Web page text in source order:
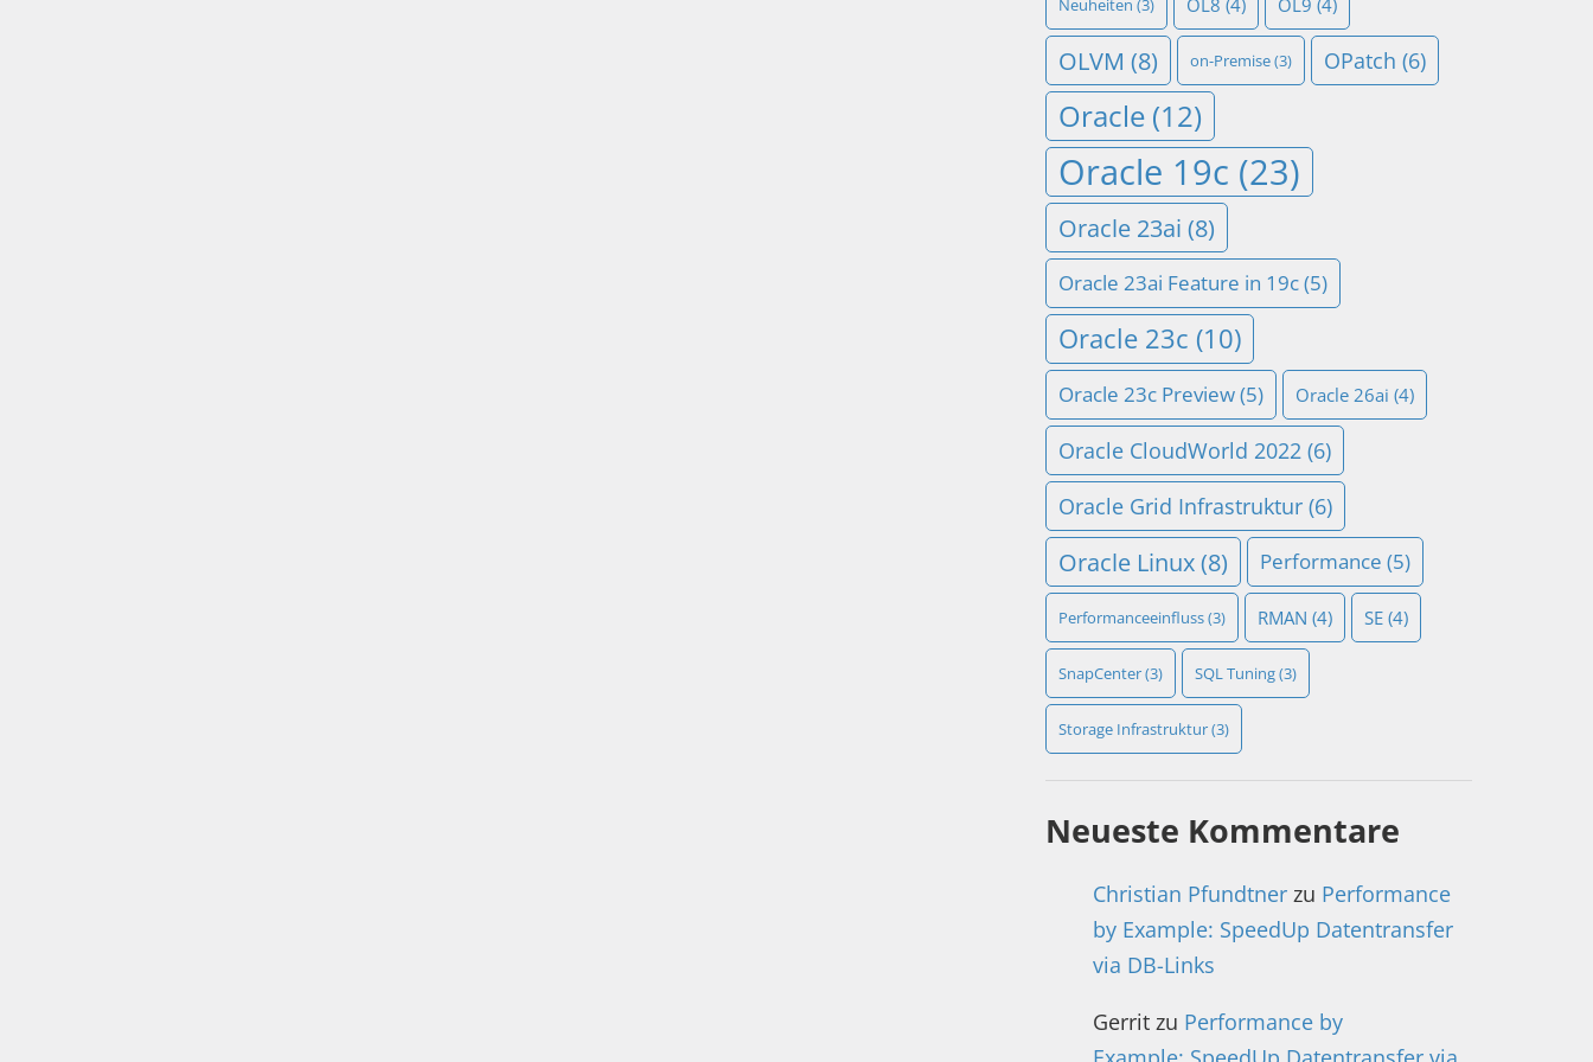
Neuheiten (3) OL8 (4) OL9 (4)
OLVM (8) on-Premise(3) OPatch (6)
Oracle (12)
Oracle 19c (23)
Oracle 23ai (8)
Oracle 23ai Feature in 19c(5)
Oracle 23c (10)
Oracle 23c Preview(5) Oracle 26ai (4)
Oracle CloudWorld 2022 (6)
Oracle Grid Infrastruktur (6)
Oracle Linux(8) Performance (5)
Performanceeinfluss(3) RMAN (4) SE (4)
SnapCenter(3) SQL Tuning(3)
Storage Infrastruktur(3)
Neueste Kommentare
Christian Pfundtner zu Performance
by Example: SpeedUp Datentransfer
via DB-Links
Gerrit zu Performance by